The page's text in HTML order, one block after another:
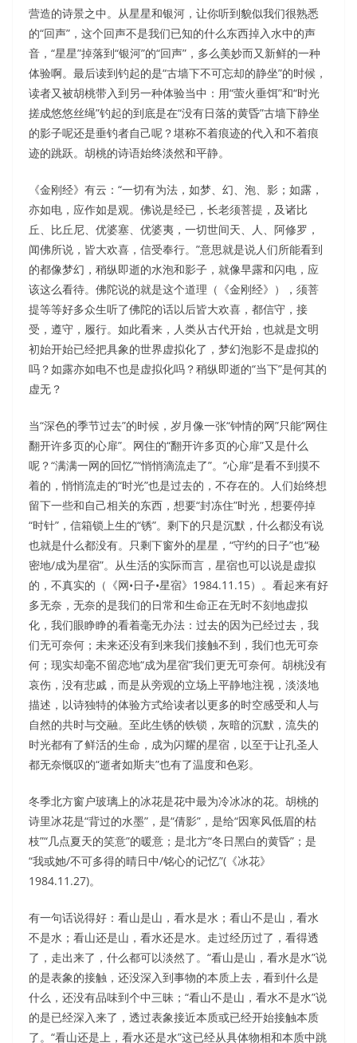
营造的诗景之中。从星星和银河，让你听到貌似我们很熟悉
的“回声”，这个回声不是我们已知的什么东西掉入水中的声
音，“星星”掉落到“银河”的“回声”，多么美妙而又新鲜的一种
体验啊。最后读到钓起的是“古墙下不可忘却的静坐”的时候，
读者又被胡桃带入到另一种体验当中：用“萤火垂饵”和“时光
搓成悠悠丝绳”钓起的到底是在“没有日落的黄昏”古墙下静坐
的影子呢还是垂钓者自己呢？堪称不着痕迹的代入和不着痕
迹的跳跃。胡桃的诗语始终淡然和平静。
《金刚经》有云：“一切有为法，如梦、幻、泡、影；如露，
亦如电，应作如是观。佛说是经已，长老须菩提，及诸比
丘、比丘尼、优婆塞、优婆夷，一切世间天、人、阿修罗，
闻佛所说，皆大欢喜，信受奉行。”意思就是说人们所能看到
的都像梦幻，稍纵即逝的水泡和影子，就像早露和闪电，应
该这么看待。佛陀说的就是这个道理（《金刚经》），须菩
提等等好多众生听了佛陀的话以后皆大欢喜，都信守，接
受，遵守，履行。如此看来，人类从古代开始，也就是文明
初始开始已经把具象的世界虚拟化了，梦幻泡影不是虚拟的
吗？如露亦如电不也是虚拟化吗？稍纵即逝的“当下”是何其的
虚无？
当“深色的季节过去”的时候，岁月像一张“钟情的网”只能“网住
翻开许多页的心扉”。网住的“翻开许多页的心扉”又是什么
呢？“满满一网的回忆”“悄悄滴流走了”。“心扉”是看不到摸不
着的，悄悄流走的“时光”也是过去的，不存在的。人们始终想
留下一些和自己相关的东西，想要“封冻住”时光，想要停掉
“时针”，信箱锁上生的“锈”。剩下的只是沉默，什么都没有说
也就是什么都没有。只剩下窗外的星星，“守约的日子”也“秘
密地/成为星宿”。从生活的实际而言，星宿也可以说是虚拟
的，不真实的（《网•日子•星宿》1984.11.15）。看起来有好
多无奈，无奈的是我们的日常和生命正在无时不刻地虚拟
化，我们眼睁睁的看着毫无办法：过去的因为已经过去，我
们无可奈何；未来还没有到来我们接触不到，我们也无可奈
何；现实却毫不留恋地“成为星宿”我们更无可奈何。胡桃没有
哀伤，没有悲戚，而是从旁观的立场上平静地注视，淡淡地
描述，以诗独特的体验方式给读者以更多的时空感受和人与
自然的共时与交融。至此生锈的铁锁，灰暗的沉默，流失的
时光都有了鲜活的生命，成为闪耀的星宿，以至于让孔圣人
都无奈慨叹的“逝者如斯夫”也有了温度和色彩。
冬季北方窗户玻璃上的冰花是花中最为冷冰冰的花。胡桃的
诗里冰花是“背过的水墨”，是“倩影”，是给“因寒风低眉的枯
枝”“几点夏天的笑意”的暖意；是北方“冬日黑白的黄昏”；是
“我或她/不可多得的晴日中/铭心的记忆”(《冰花》
1984.11.27)。
有一句话说得好：看山是山，看水是水；看山不是山，看水
不是水；看山还是山，看水还是水。走过经历过了，看得透
了，走出来了，什么都可以淡然了。“看山是山，看水是水”说
的是表象的接触，还没深入到事物的本质上去，看到什么是
什么，还没有品味到个中三昧；“看山不是山，看水不是水”说
的是已经深入来了，透过表象接近本质或已经开始接触本质
了。“看山还是上，看水还是水”这已经从具体物相和本质中跳